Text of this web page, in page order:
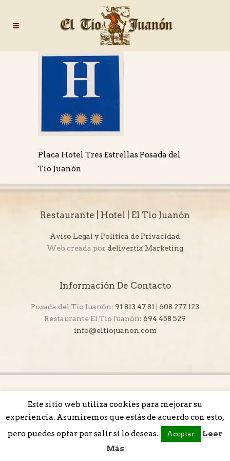
Placa Hotel Tres Estrellas Posada del
Tio Juanón
Restaurante | Hotel | El Tio Juanón
Aviso Legal y Política de Privacidad
Web creada por delivertia Marketing
Información De Contacto
Posada del Tío Juanón: 91 813 47 81
608 277 123
Restaurante El Tío Juanón: 694 458 529
info@eltiojuanon.com
Este sitio web utiliza cookies para mejorar su
experiencia. Asumiremos que estás de acuerdo con esto,
pero puedes optar por salir si lo deseas.
Aceptar
Leer
Más